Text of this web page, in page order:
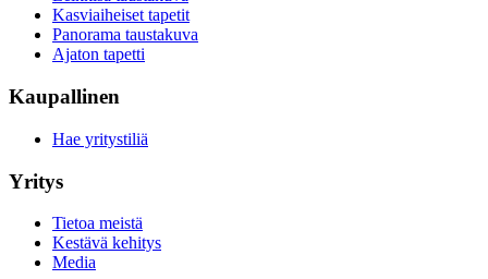
Kasviaiheiset tapetit
Panorama taustakuva
Ajaton tapetti
Kaupallinen
Hae yritystiliä
Yritys
Tietoa meistä
Kestävä kehitys
Media